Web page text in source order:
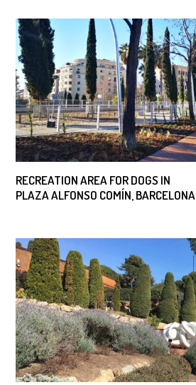
RECREATION AREA FOR DOGS IN
PLAZA ALFONSO COMÍN, BARCELONA